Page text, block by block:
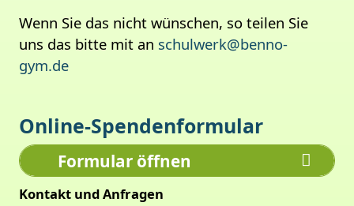
Wenn Sie das nicht wünschen, so teilen Sie
uns das bitte mit an schulwerk@benno-
gym.de
Online-Spendenformular
Formular öffnen
Kontakt und Anfragen